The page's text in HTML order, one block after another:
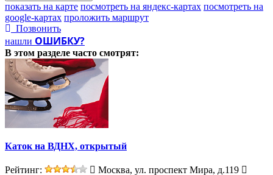
показать на карте посмотреть на яндекс-картах посмотреть на
google-картах проложить маршрут
Позвонить
нашли ОШИБКУ?
В этом разделе часто смотрят:
Каток на ВДНХ, открытый
Рейтинг:
Москва, ул. проспект Мира, д.119